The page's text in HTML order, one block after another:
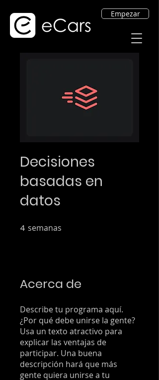
Empezar
Decisiones
basadas en
datos
4 semanas
Acerca de
Describe tu programa aquí.
¿Por qué debe unirse la gente?
Usa un texto atractivo para
explicar las ventajas de
participar. Una buena
descripción hará que más
gente quiera unirse a tu